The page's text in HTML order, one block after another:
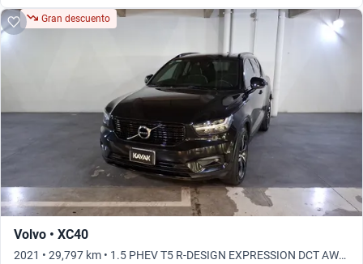
Gran descuento
Volvo • XC40
2021 • 29,797 km • 1.5 PHEV T5 R-DESIGN EXPRESSION DCT AWD